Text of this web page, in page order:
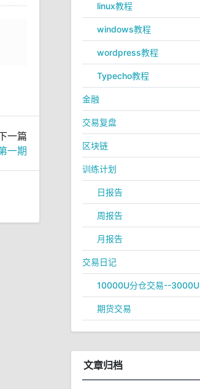
一篇
一期
linux教程
windows教程
wordpress教程
Typecho教程
金融
交易复盘
区块链
训练计划
日报告
周报告
月报告
交易日记
10000U分仓交易--3000U
期货交易
文章归档